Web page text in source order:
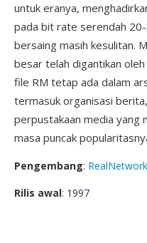
untuk eranya,
pada bit rate serendah
bersaing masih kesulitan.
besar telah digantikan
file RM tetap ada dalam
termasuk organisasi
perpustakaan media yang
masa puncak
Pengembang:
Rilis awal: 1997